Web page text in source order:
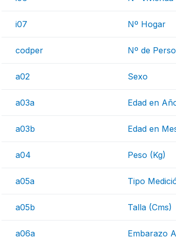
i07 Nº Hogar
codper Nº de
a02 Sexo
a03a Edad en
a03b Edad en
a04 Peso (Kg)
a05a Tipo
a05b Talla (Cms)
a06a Embarazo